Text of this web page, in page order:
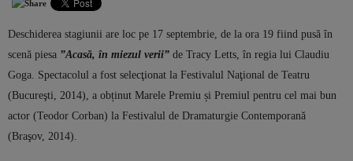
Deschiderea stagiunii are loc pe 17 septembrie, de la ora 19 fiind pusă în
scenă piesa ”Acasă, în miezul verii” de Tracy Letts, în regia lui Claudiu
Goga. Spectacolul a fost selecţionat la Festivalul Naţional de Teatru
(Bucureşti, 2014), a obținut Marele Premiu și Premiul pentru cel mai bun
actor (Teodor Corban) la Festivalul de Dramaturgie Contemporană
(Braşov, 2014).